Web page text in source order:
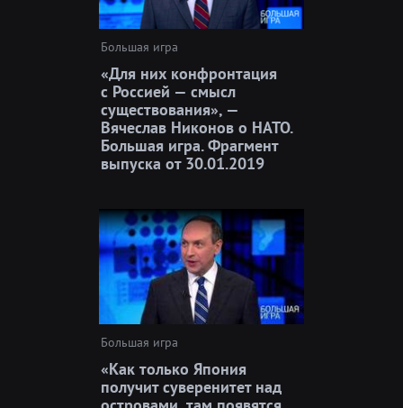
Большая игра
«Для них конфронтация
с Россией — смысл
существования», —
Вячеслав Никонов о НАТО.
Большая игра. Фрагмент
выпуска от 30.01.2019
Большая игра
«Как только Япония
получит суверенитет над